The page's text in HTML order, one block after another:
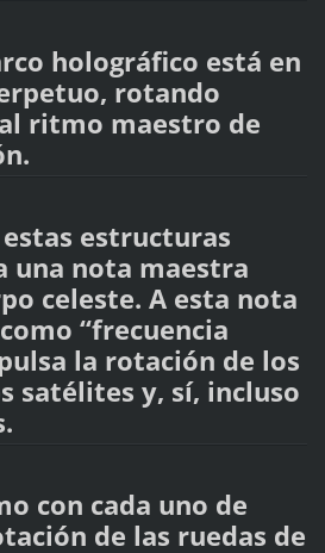
holográfico está en
rotando
ritmo maestro de
estructuras
una nota maestra
celeste. A esta nota
“frecuencia
la rotación de los
satélites y, sí, incluso
con cada uno de
de las ruedas de